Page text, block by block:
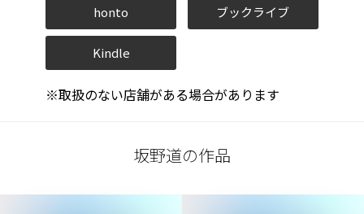
honto ブックライブ
Kindle
※取扱のない店舗がある場合があります
坂野道の作品